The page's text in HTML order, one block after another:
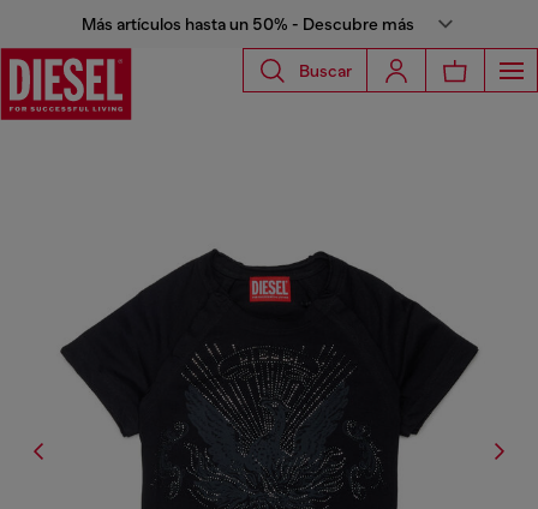
Más artículos hasta un 50% - Descubre más
Buscar